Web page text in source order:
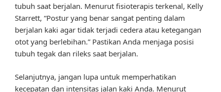
tubuh saat berjalan. Menurut fisioterapis terkenal, Kelly
Starrett, “Postur yang benar sangat penting dalam
berjalan kaki agar tidak terjadi cedera atau ketegangan
otot yang berlebihan.” Pastikan Anda menjaga posisi
tubuh tegak dan rileks saat berjalan.
Selanjutnya, jangan lupa untuk memperhatikan
kecepatan dan intensitas jalan kaki Anda. Menurut